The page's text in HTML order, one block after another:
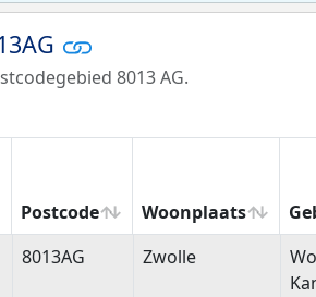
8013 AG.
Postcode Woonplaats
Postcode Woonplaats
8013AG Zwolle